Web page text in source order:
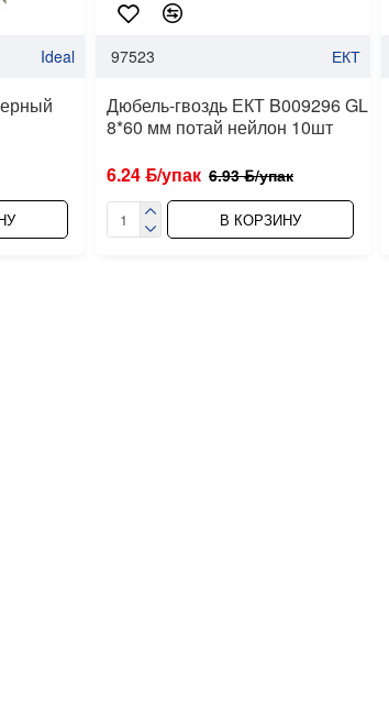
Ideal 97523 ЕКТ
Дюбель-гвоздь ЕКТ B009296 GL
8*60 мм потай нейлон 10шт
6.24 ƃ/упак 6.93 ƃ/упак
В КОРЗИНУ